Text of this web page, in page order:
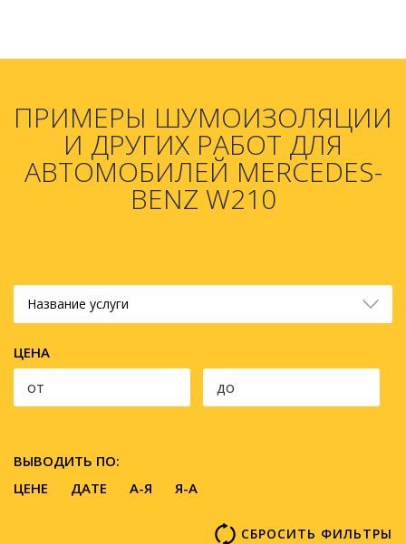
ПРИМЕРЫ ШУМОИЗОЛЯЦИИ
И ДРУГИХ РАБОТ ДЛЯ
АВТОМОБИЛЕЙ MERCEDES-
BENZ W210
Название услуги
ЦЕНА
ВЫВОДИТЬ ПО:
ЦЕНЕ
ДАТЕ A-Я Я-А
СБРОСИТЬ ФИЛЬТРЫ